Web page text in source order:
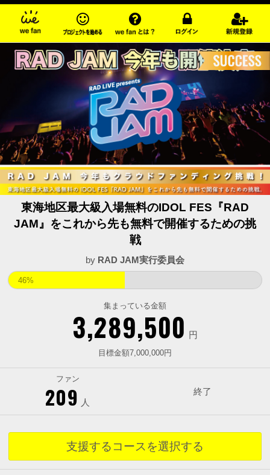
東海地区最大級入場無料のIDOL FES『RAD
JAM』をこれから先も無料で開催するための挑
戦
by RAD JAM実行委員会
集まっている金額
3,289,500 円
46%
目標金額7,000,000円
ファン
209 人
終了
支援するコースを選択する